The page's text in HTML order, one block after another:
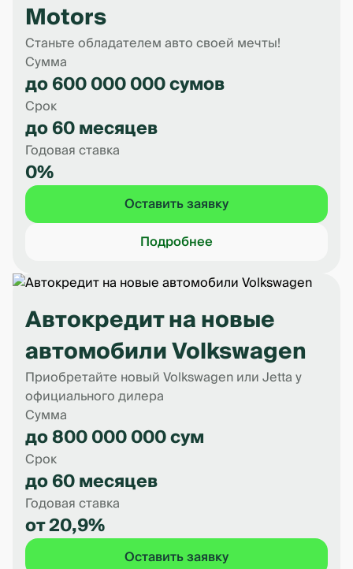
Motors
Станьте обладателем авто своей мечты!
Сумма
до 600 000 000 сумов
Срок
до 60 месяцев
Годовая ставка
0%
Оставить заявку
Подробнее
Автокредит на новые
автомобили Volkswagen
Приобретайте новый Volkswagen или Jetta у
официального дилера
Сумма
до 800 000 000 сум
Срок
до 60 месяцев
Годовая ставка
от 20,9%
Оставить заявку